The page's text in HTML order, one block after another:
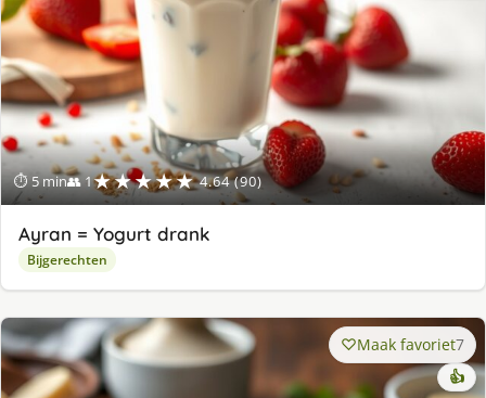
⏱ 5 min👥 1★★★★★ 4.64 (90)
Ayran = Yogurt drank
Bijgerechten
Maak favoriet7
👍